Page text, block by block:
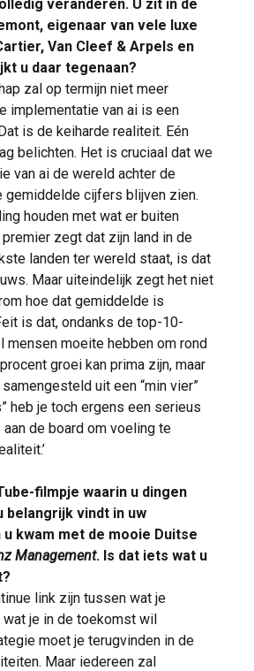
veranderen. U zit in de
eigenaar van vele luxe
Van Cleef & Arpels en
u daar tegenaan?
zal op termijn niet meer
implementatie van ai is een
is de keiharde realiteit. Eén
belichten. Het is cruciaal dat we
van ai de wereld achter de
gemiddelde cijfers blijven zien.
houden met wat er buiten
zegt dat zijn land in de
landen ter wereld staat, is dat
Maar uiteindelijk zegt het niet
hoe dat gemiddelde is
is dat, ondanks de top-10-
mensen moeite hebben om rond
groei kan prima zijn, maar
uit een “min vier”
heb je toch ergens een serieus
de board om voeling te
filmpje waarin u dingen
belangrijk vindt in uw
kwam met de mooie Duitse
Management. Is dat iets wat u
link zijn tussen wat je
wat je in de toekomst wil
moet je terugvinden in de
Maar iedereen zal